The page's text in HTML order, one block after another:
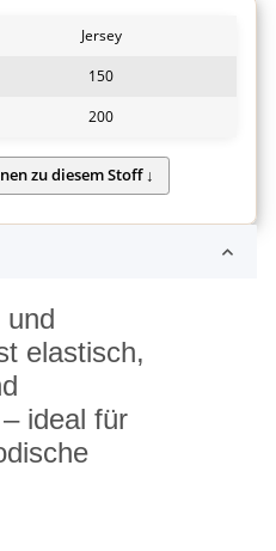
Jersey
150
200
und
elastisch,
ideal für